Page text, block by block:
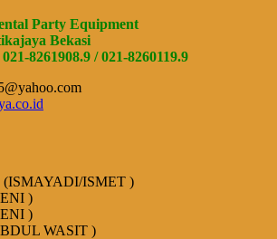
Party Equipment
Bekasi
8261908.9 / 021-8260119.9
(ISMAYADI/ISMET )
)
)
WASIT )